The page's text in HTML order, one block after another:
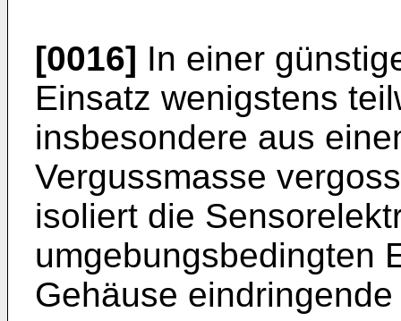
[0016] In einer
Einsatz wenigstens
insbesondere aus
Vergussmasse
isoliert die
umgebungsbedingten
Gehäuse